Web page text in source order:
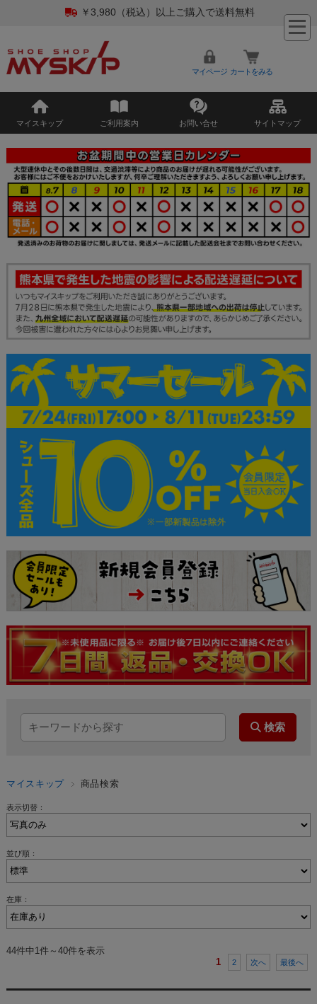
￥3,980（税込）以上ご購入で送料無料
マイページ カートをみる
マイスキップ ご利用案内 お問い合せ サイトマップ
マイスキップ 商品検索
表示切替：
並び順：
在庫：
44件中1件～40件を表示
1
2 次へ 最後へ